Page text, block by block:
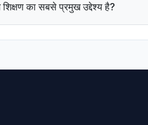
शिक्षण का सबसे प्रमुख उद्देश्य है?